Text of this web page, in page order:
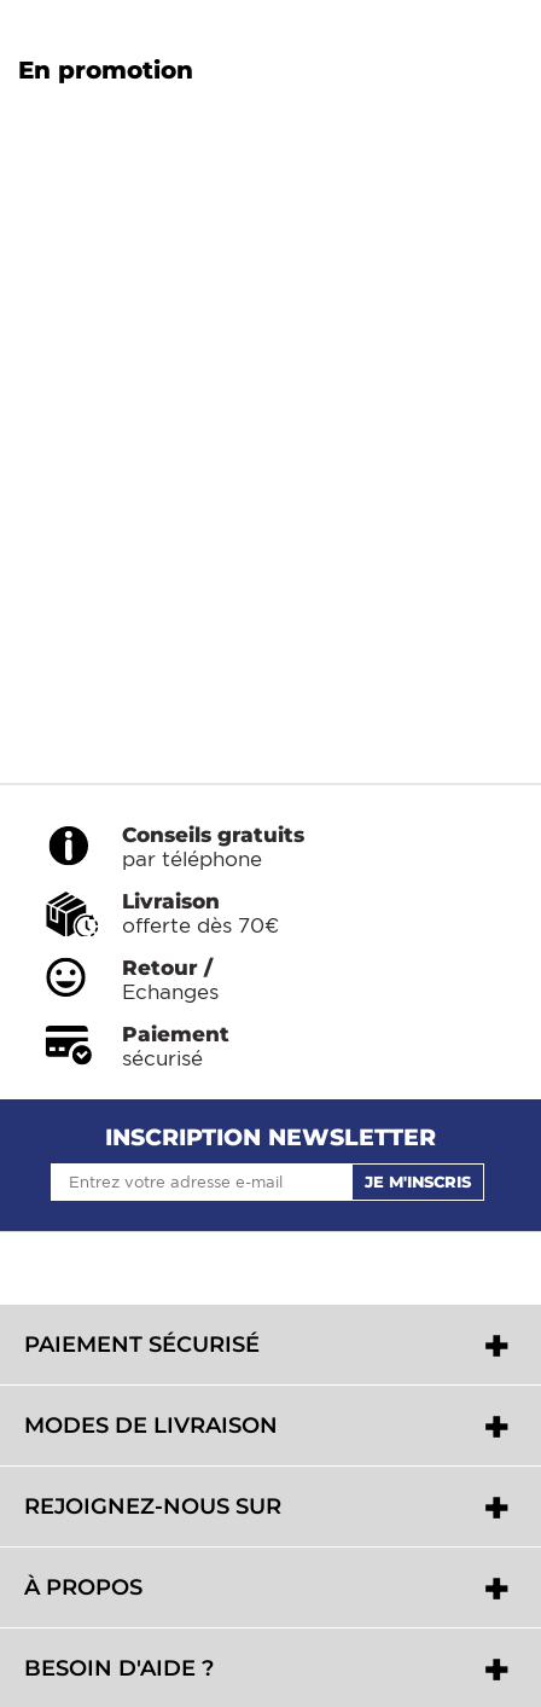
En promotion
Conseils gratuits
par téléphone
Livraison
offerte dès 70€
Retour /
Echanges
Paiement
sécurisé
INSCRIPTION NEWSLETTER
JE M'INSCRIS
PAIEMENT SÉCURISÉ
MODES DE LIVRAISON
REJOIGNEZ-NOUS SUR
À PROPOS
BESOIN D'AIDE ?